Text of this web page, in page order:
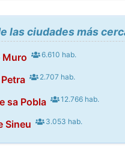
las ciudades más
Muro 6.610 hab.
2.707 hab.
sa Pobla 12.766 hab.
Sineu 3.053 hab.